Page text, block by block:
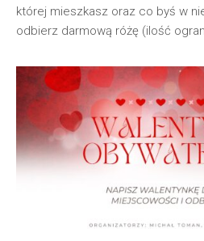
której mieszkasz oraz co byś w
odbierz darmową różę (ilość